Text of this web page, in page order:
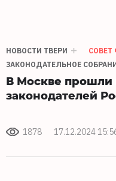
НОВОСТИ ТВЕРИ
СОВЕТ
ЗАКОНОДАТЕЛЬНОЕ
В Москве прошли
законодателей
1878 17.12.2024